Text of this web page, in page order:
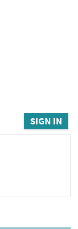
SIGN IN